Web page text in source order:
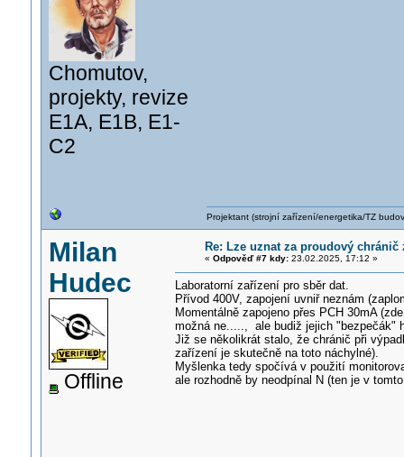
Chomutov,
projekty, revize
E1A, E1B, E1-
C2
Projektant (strojní zařízení/energetika/TZ
Milan
Hudec
Offline
Re: Lze uznat za proudový
« Odpověď #7 kdy:23.02.2025, 17:12 »
Laboratorní zařízení pro sběr dat.
Přívod 400V, zapojení uvniř neznám
Momentálně zapojeno přes PCH 30mA
možná ne....., ale budiž jejich "bezpečák"
Již se několikrát stalo, že chránič při
zařízení je skutečně na toto náchylné).
Myšlenka tedy spočívá v použití
ale rozhodně by neodpínal N (ten je v